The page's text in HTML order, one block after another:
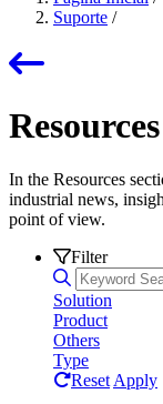
Suporte /
Resources
In the Resources
industrial news,
point of view.
Filter
Solution
Product
Others
Type
Reset Apply